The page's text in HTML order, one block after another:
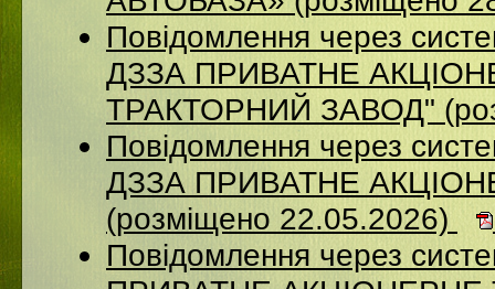
Повідомлення через
ДЗЗА ПРИВАТНЕ
ТРАКТОРНИЙ ЗАВОД"
Повідомлення через
ДЗЗА ПРИВАТНЕ
(розміщено 22.05.2026)
Повідомлення через